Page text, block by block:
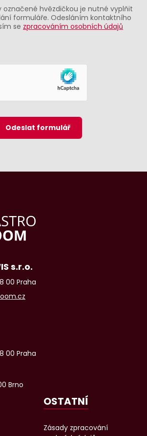
označené hvězdičkou je nutné vyplňit
formuláře. Odesláním kontaktního
se zpracováním osobních údajů
Odeslat formulář
s.r.o.
00 Praha
00 Praha
Brno
OSTATNÍ
Zásady zpracování